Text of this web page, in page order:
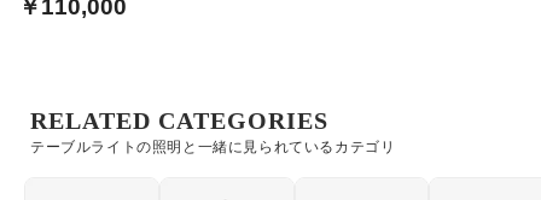
￥110,000
テーブルライトの照明と一緒に見られているカテゴリ
RELATED CATEGORIES